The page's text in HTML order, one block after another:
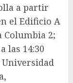
a partir
el Edificio A
Columbia 2;
las 14:30
Universidad